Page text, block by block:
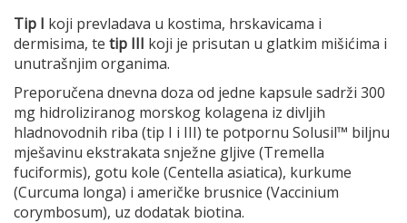
Tip I koji prevladava u kostima, hrskavicama i
dermisima, te tip III koji je prisutan u glatkim mišićima i
unutrašnjim organima.
Preporučena dnevna doza od jedne kapsule sadrži 300
mg hidroliziranog morskog kolagena iz divljih
hladnovodnih riba (tip I i III) te potpornu Solusil™ biljnu
mješavinu ekstrakata snježne gljive (Tremella
fuciformis), gotu kole (Centella asiatica), kurkume
(Curcuma longa) i američke brusnice (Vaccinium
corymbosum), uz dodatak biotina.